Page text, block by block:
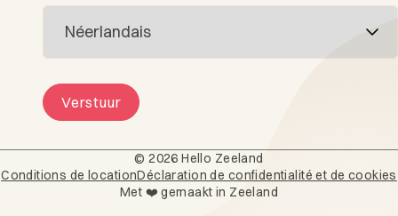
Verstuur
© 2026 Hello Zeeland
Conditions de locationDéclaration de confidentialité et de cookies
Met ❤️ gemaakt in Zeeland